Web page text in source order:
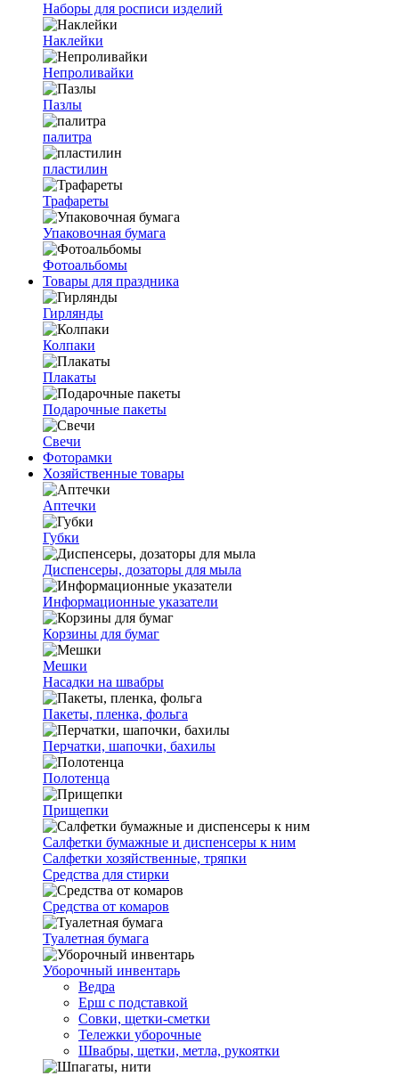
Наборы для росписи изделий
Наклейки
Непроливайки
Пазлы
палитра
пластилин
Трафареты
Упаковочная бумага
Фотоальбомы
Товары для праздника
Гирлянды
Колпаки
Плакаты
Подарочные пакеты
Свечи
Фоторамки
Хозяйственные товары
Аптечки
Губки
Диспенсеры, дозаторы для мыла
Информационные указатели
Корзины для бумаг
Мешки
Насадки на швабры
Пакеты, пленка, фольга
Перчатки, шапочки, бахилы
Полотенца
Прищепки
Салфетки бумажные и диспенсеры к ним
Салфетки хозяйственные, тряпки
Средства для стирки
Средства от комаров
Туалетная бумага
Уборочный инвентарь
Ведра
Ерш с подставкой
Совки, щетки-сметки
Тележки уборочные
Швабры, щетки, метла, рукоятки